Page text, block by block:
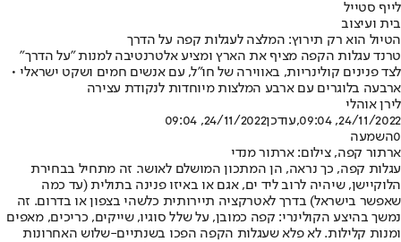
לייף סטייל
בית ועיצוב
הטיול הוא רק תירוץ: המלצה לעגלות קפה על הדרך
טרנד עגלות הקפה מציף את הארץ ומציע אלטרנטיבה למנות "על הדרך"
לצד פנינים קולינריות, באווירה של חו"ל, עם אנשים חמים ושקט ישראלי •
ארבעה בלוגרים עם ארבע המלצות מיוחדות לנקודת עצירה
לירן אוהלי
24/11/2022, 09:04
,עודכן24/11/2022, 09:04
0השמעה
ארתור קפה, צילום: ארתור מנדי
עגלות קפה, כך נראה, הן המתכון המושלם לאושר. זה מתחיל בבחירת
הלוקיישן, שיהיה לרוב ליד ים, אגם או באיזו פנינה בתולית (עד כמה
שאפשר בישראל) בדרך לאטרקציה תיירותית כלשהי בצפון או בדרום. זה
נמשך בהיצע הקולינרי: קפה כמובן, על שלל סוגיו, שייקים, כריכים, מאפים
ומנות קלילות. לא פלא שעגלות הקפה הפכו בשנתיים-שלוש האחרונות